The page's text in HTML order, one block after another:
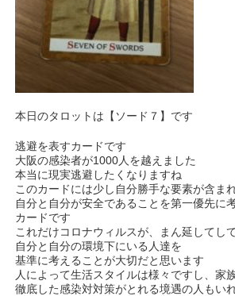
本日のタロットは【ソード７】です
逃避を表すカードです
大阪の感染者が1000人を越えました
本当に現実逃避したくなりますね
このカードには少し自分勝手な要素が含ま
自分と自分が安全であることを第一優先に
カードです
これだけコロナウィルスが、まん延してし
自分と自分の環境下にいる人達を
基準に考えることが大切だと思います
人によって生活スタイルは様々ですし、家
徹底した感染対対策がとれる境遇の人もい